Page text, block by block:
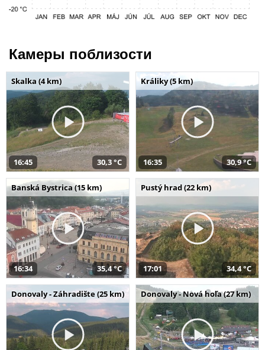
Камеры поблизости
Skalka (4 km)
16:45 30,3 °C
Králiky (5 km)
16:35 30,9 °C
Banská Bystrica (15 km)
16:34 35,4 °C
Pustý hrad (22 km)
17:01 34,4 °C
Donovaly - Záhradište (25 km) Donovaly - Nová hoľa (27 km)